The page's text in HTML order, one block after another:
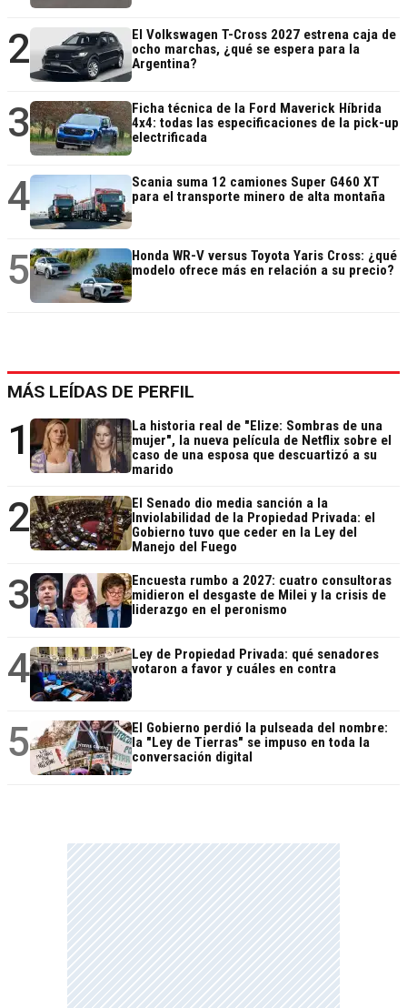
2
El Volkswagen T-Cross 2027 estrena caja de
ocho marchas, ¿qué se espera para la
Argentina?
3
Ficha técnica de la Ford Maverick Híbrida
4x4: todas las especificaciones de la pick-up
electrificada
4
Scania suma 12 camiones Super G460 XT
para el transporte minero de alta montaña
5
Honda WR-V versus Toyota Yaris Cross: ¿qué
modelo ofrece más en relación a su precio?
MÁS LEÍDAS DE PERFIL
1
La historia real de "Elize: Sombras de una
mujer", la nueva película de Netflix sobre el
caso de una esposa que descuartizó a su
marido
2
El Senado dio media sanción a la
Inviolabilidad de la Propiedad Privada: el
Gobierno tuvo que ceder en la Ley del
Manejo del Fuego
3
Encuesta rumbo a 2027: cuatro consultoras
midieron el desgaste de Milei y la crisis de
liderazgo en el peronismo
4
Ley de Propiedad Privada: qué senadores
votaron a favor y cuáles en contra
5
El Gobierno perdió la pulseada del nombre:
la "Ley de Tierras" se impuso en toda la
conversación digital